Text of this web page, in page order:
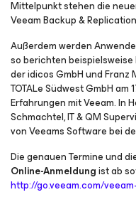
Mittelpunkt stehen die
Veeam Backup &
Außerdem werden
so berichten
der idicos GmbH und
TOTALe Südwest GmbH
Erfahrungen mit Veeam. In
Schmachtel, IT & QM
von Veeams Software bei
Die genauen Termine und
Online-Anmeldungist ab
http://go.veeam.com/